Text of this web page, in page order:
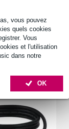
vous pouvez
quels cookies
Vous
et l'utilisation
dans notre
OK